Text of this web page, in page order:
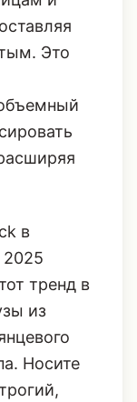
в
тренд в
из
Носите